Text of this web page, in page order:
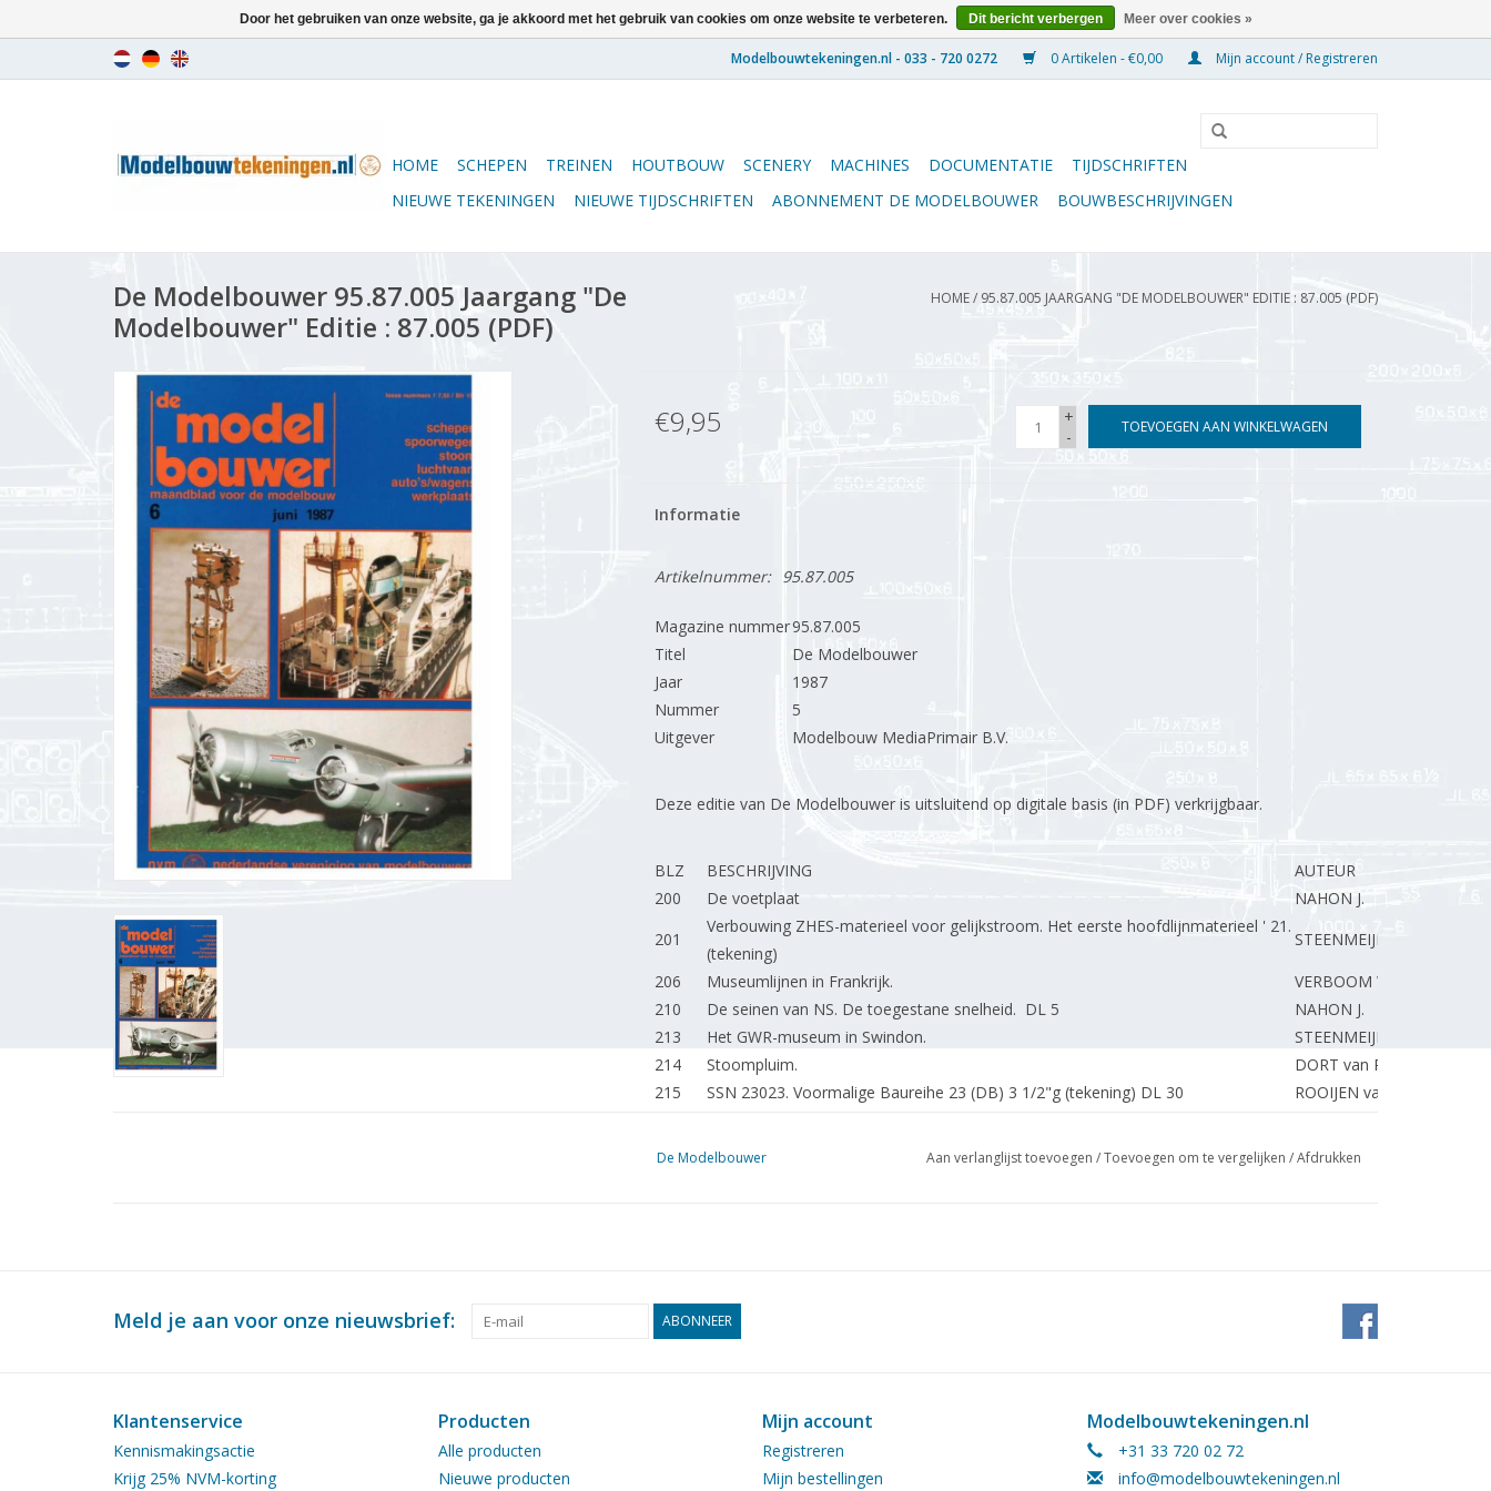
0 Artikelen - €0,00 Mijn account / Registreren
HOME SCHEPEN TREINEN HOUTBOUW SCENERY MACHINES DOCUMENTATIE
TIJDSCHRIFTEN
NIEUWE TEKENINGEN
NIEUWE TIJDSCHRIFTEN ABONNEMENT DE MODELBOUWER BOUWBESCHRIJVINGEN
De Modelbouwer 95.87.005 Jaargang "De
Modelbouwer" Editie : 87.005 (PDF)
HOME/ 95.87.005 JAARGANG "DE MODELBOUWER" EDITIE : 87.005 (PDF)
€9,95
+
-
TOEVOEGEN AAN WINKELWAGEN
Informatie
Artikelnummer: 95.87.005
Magazine nummer95.87.005
Titel
De Modelbouwer
Jaar
1987
Nummer
5
Uitgever
Modelbouw MediaPrimair B.V.
Deze editie van De Modelbouwer is uitsluitend op digitale basis (in PDF) verkrijgbaar.
BLZ BESCHRIJVING
AUTEUR
200
De voetplaat
NAHON J.
201
Verbouwing ZHES-materieel voor gelijkstroom. Het eerste hoofdlijnmaterieel ' 21.
(tekening)
STEENMEIJER A.
206
Museumlijnen in Frankrijk.
VERBOOM W.
210
De seinen van NS. De toegestane snelheid. DL 5
NAHON J.
213
Het GWR-museum in Swindon.
STEENMEIJER A.
214
Stoompluim.
DORT van R.
215
SSN 23023. Voormalige Baureihe 23 (DB) 3 1/2"g (tekening) DL 30
ROOIJEN van J.
222
De Simplex stoompomp (tekening) DL 1
BEEK van C.
238
Voortstuwing en besturing van modellen. De middelen die ons daartoe ten
dienste staan. DL 1
ESVELDT J.
De Skoda 706 R-RO en R-RS.
MARTENS J.
Bouwimpressie: Ford "T" model 1912. Ford Coupé 1939/40 . Porsche 930 Turbo.
Prestige Automover.
De Modelbouwer Aan verlanglijst toevoegen /Toevoegen om te vergelijken /Afdrukken
Meld je aan voor onze nieuwsbrief: ABONNEER
Klantenservice
Kennismakingsactie
Krijg 25% NVM-korting
Producten
Alle producten
Nieuwe producten
Mijn account
Registreren
Mijn bestellingen
Modelbouwtekeningen.nl
+31 33 720 02 72
info@modelbouwtekeningen.nl
Door het gebruiken van onze website, ga je akkoord met het gebruik van cookies om onze website te verbeteren. Dit bericht verbergen Meer over cookies »